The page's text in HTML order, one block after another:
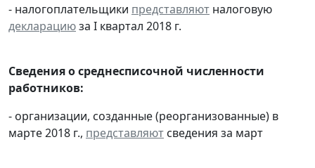
- налогоплательщики представляют налоговую
декларациюза I квартал 2018 г.
Сведения о среднесписочной численности
работников:
- организации, созданные (реорганизованные) в
марте 2018 г., представляют сведения за март